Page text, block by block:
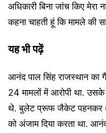
अधिकारी बिना जांच किए
कहना चाहती हूं कि मामले की
यह भी पढ़ें
आनंद पाल सिंह राजस्थान का
24 मामलों में आरोपी था. उसके
थे. बुलेट प्रूफ जैकेट पहनकर
को अंजाम दिया करता था.